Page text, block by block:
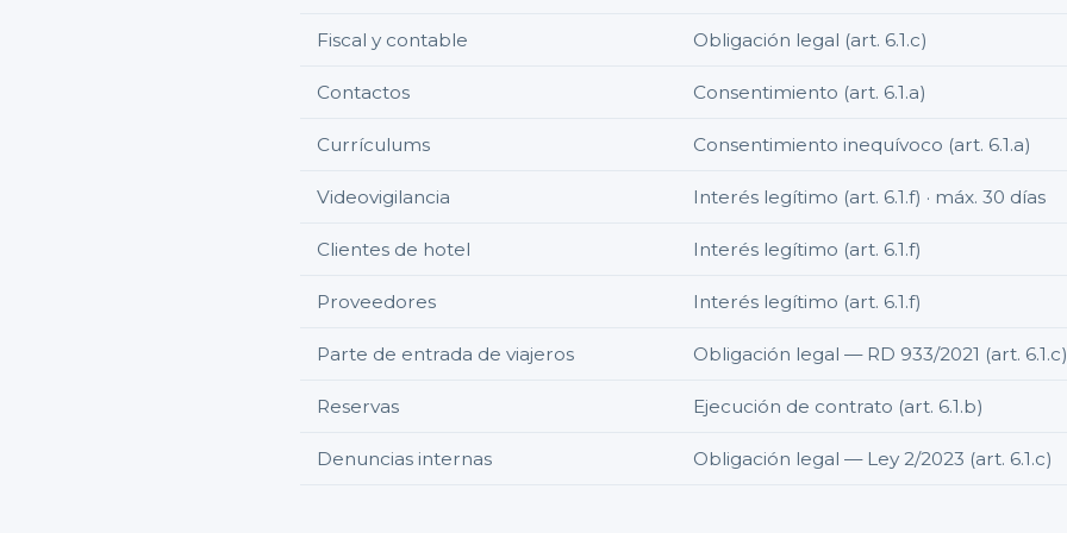
Fiscal y contable Obligación legal (art. 6.1.c)
Contactos Consentimiento (art. 6.1.a)
Currículums Consentimiento inequívoco (art. 6.1.a)
Videovigilancia Interés legítimo (art. 6.1.f) · máx. 30 días
Clientes de hotel Interés legítimo (art. 6.1.f)
Proveedores Interés legítimo (art. 6.1.f)
Parte de entrada de viajeros Obligación legal — RD 933/2021 (art. 6.1.c)
Reservas Ejecución de contrato (art. 6.1.b)
Denuncias internas Obligación legal — Ley 2/2023 (art. 6.1.c)